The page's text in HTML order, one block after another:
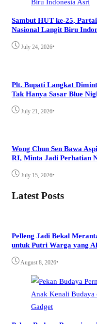
Sambut HUT ke-25,
Nasional Langit Biru
July 24, 2026•
Plt. Bupati Langkat
Tak Hanya Sasar Blue
July 21, 2026•
Wong Chun Sen Bawa
RI, Minta Jadi Perhatian
July 15, 2026•
Latest Posts
Pelleng Jadi Bekal
untuk Putri Warga yang
August 8, 2026•